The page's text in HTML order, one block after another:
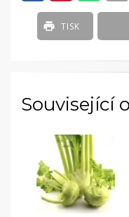
TISK
Související